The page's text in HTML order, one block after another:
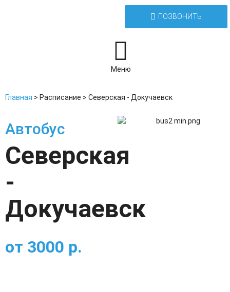
ПОЗВОНИТЬ
Меню
Главная > Расписание > Северская - Докучаевск
Автобус
Северская
-
Докучаевск
от 3000 р.